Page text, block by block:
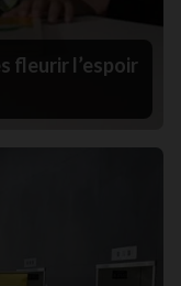
fleurir l’espoir